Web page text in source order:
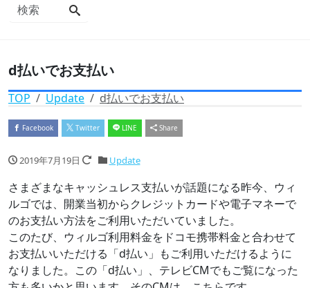
d払いでお支払い
TOP Update d払いでお支払い
Facebook Twitter LINE Share
2019年7月19日 Update
さまざまなキャッシュレス支払いが話題になる昨今、ウィ
ルゴでは、開業当初からクレジットカードや電子マネーで
のお支払い方法をご利用いただいていました。
このたび、ウィルゴ利用料金をドコモ携帯料金と合わせて
お支払いいただける「d払い」もご利用いただけるように
なりました。この「d払い」、テレビCMでもご覧になった